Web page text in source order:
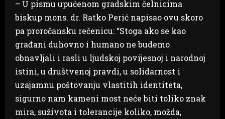
– U pismu upućenom gradskim čelnicima
biskup mons. dr. Ratko Perić napisao ovu skoro
pa proročansku rečenicu: “Stoga ako se kao
građani duhovno i humano ne budemo
obnavljali i rasli u ljudskoj povijesnoj i narodnoj
istini, u društvenoj pravdi, u solidarnost i
uzajamnu poštovanju vlastitih identiteta,
sigurno nam kameni most neće biti toliko znak
mira, suživota i tolerancije koliko, možda,